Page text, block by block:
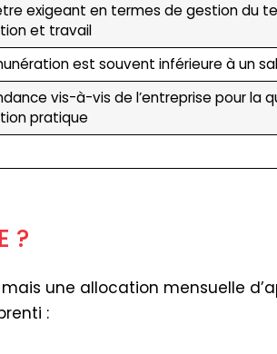
exigeant en termes de gestion du
et travail
est souvent inférieure à un
vis-à-vis de l’entreprise pour la
pratique
?
une allocation mensuelle
: